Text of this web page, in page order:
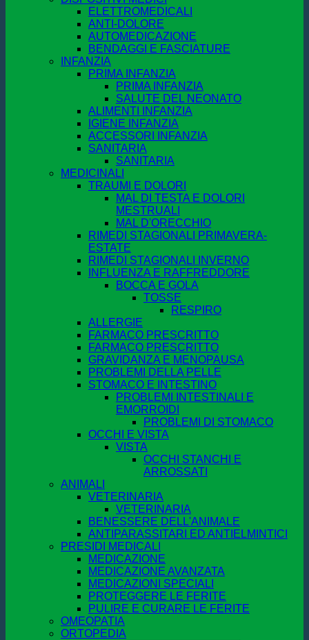
ELETTROMEDICALI
ANTI-DOLORE
AUTOMEDICAZIONE
BENDAGGI E FASCIATURE
INFANZIA
PRIMA INFANZIA
PRIMA INFANZIA
SALUTE DEL NEONATO
ALIMENTI INFANZIA
IGIENE INFANZIA
ACCESSORI INFANZIA
SANITARIA
SANITARIA
MEDICINALI
TRAUMI E DOLORI
MAL DI TESTA E DOLORI
MESTRUALI
MAL D'ORECCHIO
RIMEDI STAGIONALI PRIMAVERA-
ESTATE
RIMEDI STAGIONALI INVERNO
INFLUENZA E RAFFREDDORE
BOCCA E GOLA
TOSSE
RESPIRO
ALLERGIE
FARMACO PRESCRITTO
FARMACO PRESCRITTO
GRAVIDANZA E MENOPAUSA
PROBLEMI DELLA PELLE
STOMACO E INTESTINO
PROBLEMI INTESTINALI E
EMORROIDI
PROBLEMI DI STOMACO
OCCHI E VISTA
VISTA
OCCHI STANCHI E
ARROSSATI
ANIMALI
VETERINARIA
VETERINARIA
BENESSERE DELL'ANIMALE
ANTIPARASSITARI ED ANTIELMINTICI
PRESIDI MEDICALI
MEDICAZIONE
MEDICAZIONE AVANZATA
MEDICAZIONI SPECIALI
PROTEGGERE LE FERITE
PULIRE E CURARE LE FERITE
OMEOPATIA
ORTOPEDIA